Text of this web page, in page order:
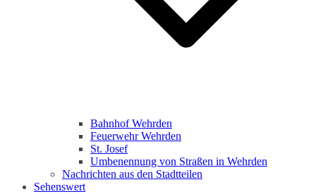
Bahnhof Wehrden
Feuerwehr Wehrden
St. Josef
Umbenennung von Straßen in Wehrden
Nachrichten aus den Stadtteilen
Sehenswert